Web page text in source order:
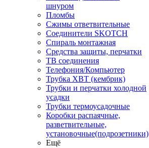
шнуром
Пломбы
Сжимы ответвительные
Соединители SKOTCH
Спираль монтажная
Средства защиты, перчатки
ТВ соединения
Телефония/Компьютер
Трубка ХВТ (кембрик)
Трубки и перчатки холодной
усадки
Трубки термоусадочные
Коробки распаячные,
разветвительные,
установочные(подрозетники)
Ещё